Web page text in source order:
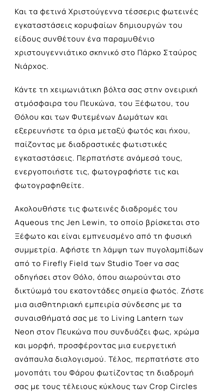
Και τα φετινά Χριστούγεννα τέσσερις φωτεινές
εγκαταστάσεις κορυφαίων δημιουργών του
είδους συνθέτουν ένα παραμυθένιο
χριστουγεννιάτικο σκηνικό στο Πάρκο Σταύρος
Νιάρχος.
Κάντε τη χειμωνιάτικη βόλτα σας στην ονειρική
ατμόσφαιρα του Πευκώνα, του Ξέφωτου, του
Θόλου και των Φυτεμένων Δωμάτων και
εξερευνήστε τα όρια μεταξύ φωτός και ήχου,
παίζοντας με διαδραστικές φωτιστικές
εγκαταστάσεις. Περπατήστε ανάμεσά τους,
ενεργοποιήστε τις, φωτογραφήστε τις και
φωτογραφηθείτε.
Ακολουθήστε τις φωτεινές διαδρομές του
Aqueous της Jen Lewin, το οποίο βρίσκεται στο
Ξέφωτο και είναι εμπνευσμένο από τη φυσική
συμμετρία. Αφήστε τη λάμψη των πυγολαμπίδων
από το Firefly Field των Studio Toer να σας
οδηγήσει στον Θόλο, όπου αιωρούνται στο
δικτύωμά του εκατοντάδες σημεία φωτός. Ζήστε
μια αισθητηριακή εμπειρία σύνδεσης με τα
συναισθήματά σας με το Living Lantern των
Neon στον Πευκώνα που συνδυάζει φως, χρώμα
και μορφή, προσφέροντας μια ευεργετική
ανάπαυλα διαλογισμού. Τέλος, περπατήστε στο
μονοπάτι του Φάρου φωτίζοντας τη διαδρομή
σας με τους τέλειους κύκλους των Crop Circles